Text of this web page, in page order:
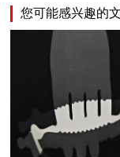
您可能感兴趣的